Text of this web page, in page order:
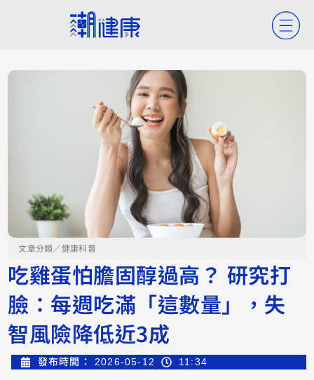
文章分類／健康科普
吃雞蛋怕膽固醇過高？ 研究打
臉：每週吃滿「這數量」，失
智風險降低近3成
發布時間： 2026-05-12 11:34